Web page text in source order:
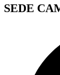
SEDE